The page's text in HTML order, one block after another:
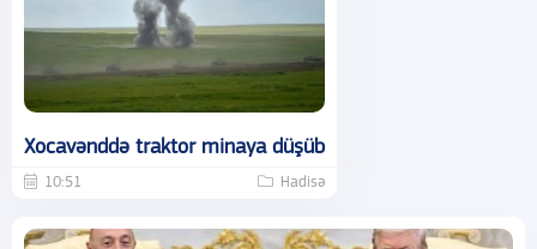
Xocavənddə traktor minaya düşüb
10:51 Hadisə